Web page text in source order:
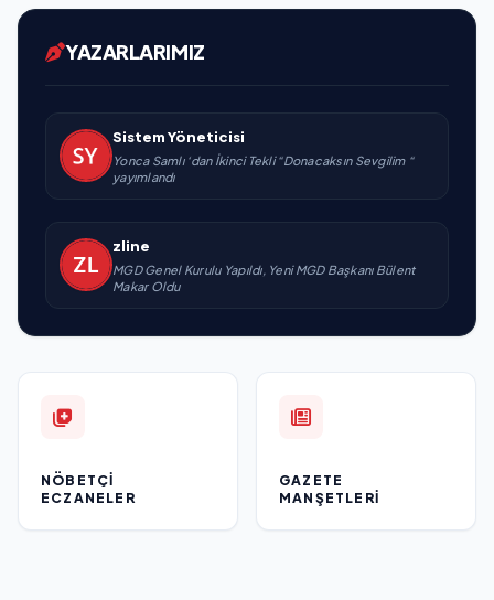
YAZARLARIMIZ
Sistem Yöneticisi
Yonca Samlı ‘dan İkinci Tekli “Donacaksın Sevgilim “
yayımlandı
zline
MGD Genel Kurulu Yapıldı, Yeni MGD Başkanı Bülent
Makar Oldu
NÖBETÇI
ECZANELER
GAZETE
MANŞETLERI